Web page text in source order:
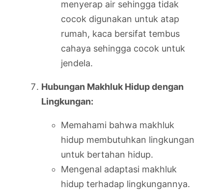
menyerap air sehingga tidak
cocok digunakan untuk atap
rumah, kaca bersifat tembus
cahaya sehingga cocok untuk
jendela.
Hubungan Makhluk Hidup dengan
Lingkungan:
Memahami bahwa makhluk
hidup membutuhkan lingkungan
untuk bertahan hidup.
Mengenal adaptasi makhluk
hidup terhadap lingkungannya.